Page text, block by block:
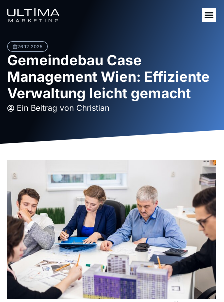
26.12.2025
Gemeindebau Case
Management Wien: Effiziente
Verwaltung leicht gemacht
Ein Beitrag von Christian